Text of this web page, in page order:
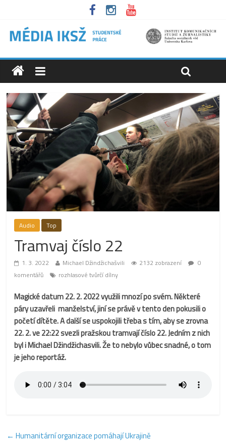
Audio Top
Tramvaj číslo 22
1. 3. 2022 Michael Džindžichašvili 2132 zobrazení
0
komentářů
rozhlasové tvůrčí dílny
Magické datum 22. 2. 2022 využili mnozí po svém. Některé
páry uzavřeli manželství, jiní se právě v tento den pokusili o
početí dítěte. A další se uspokojili třeba s tím, aby se zrovna
22. 2. ve 22:22 svezli pražskou tramvají číslo 22. Jedním z nich
byl i Michael Džindžichasvili. Že to nebylo vůbec snadné, o tom
je jeho reportáž.
← Humanitární organizace pomáhají Ukrajině